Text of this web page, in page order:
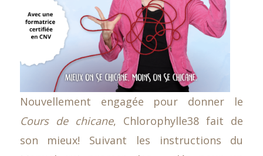
Nouvellement engagée pour donner le
Cours de chicane, Chlorophylle38 fait de
son mieux! Suivant les instructions du